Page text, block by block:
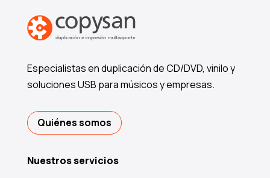
Especialistas en duplicación de CD/DVD, vinilo y
soluciones USB para músicos y empresas.
Quiénes somos
Nuestros servicios